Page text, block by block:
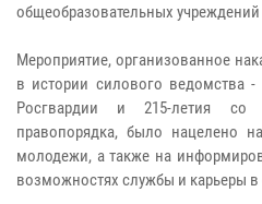
общеобразовательных учреждений
Мероприятие, организованное
в истории силового ведомства -
Росгвардии и 215-летия со
правопорядка, было нацелено
молодежи, а также на
возможностях службы и карьеры в